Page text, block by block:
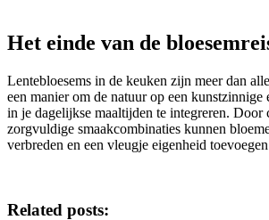
Het einde van de
Lentebloesems in de keuken zijn meer dan
een manier om de natuur op een kunstzinnige
in je dagelijkse maaltijden te integreren. Door
zorgvuldige smaakcombinaties kunnen
verbreden en een vleugje eigenheid
Related posts: